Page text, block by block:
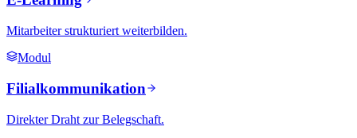
Mitarbeiter strukturiert weiterbilden.
Modul
Filialkommunikation
Direkter Draht zur Belegschaft.